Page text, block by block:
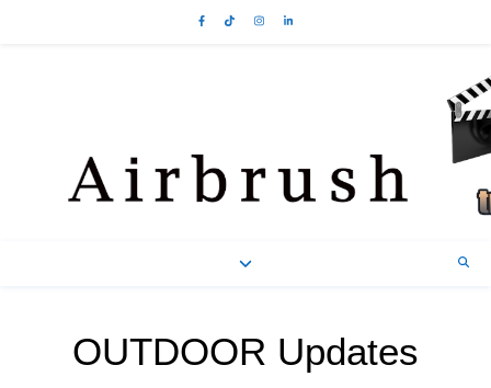
OUTDOOR Updates